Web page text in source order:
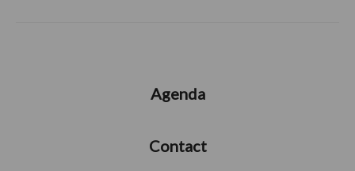
Agenda
Contact